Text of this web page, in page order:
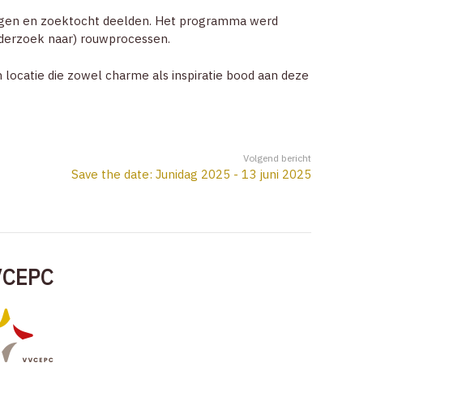
en zoektocht deelden. Het programma werd
naar) rouwprocessen.
locatie die zowel charme als inspiratie bood aan deze
Volgend bericht
Save the date: Junidag 2025 - 13 juni 2025